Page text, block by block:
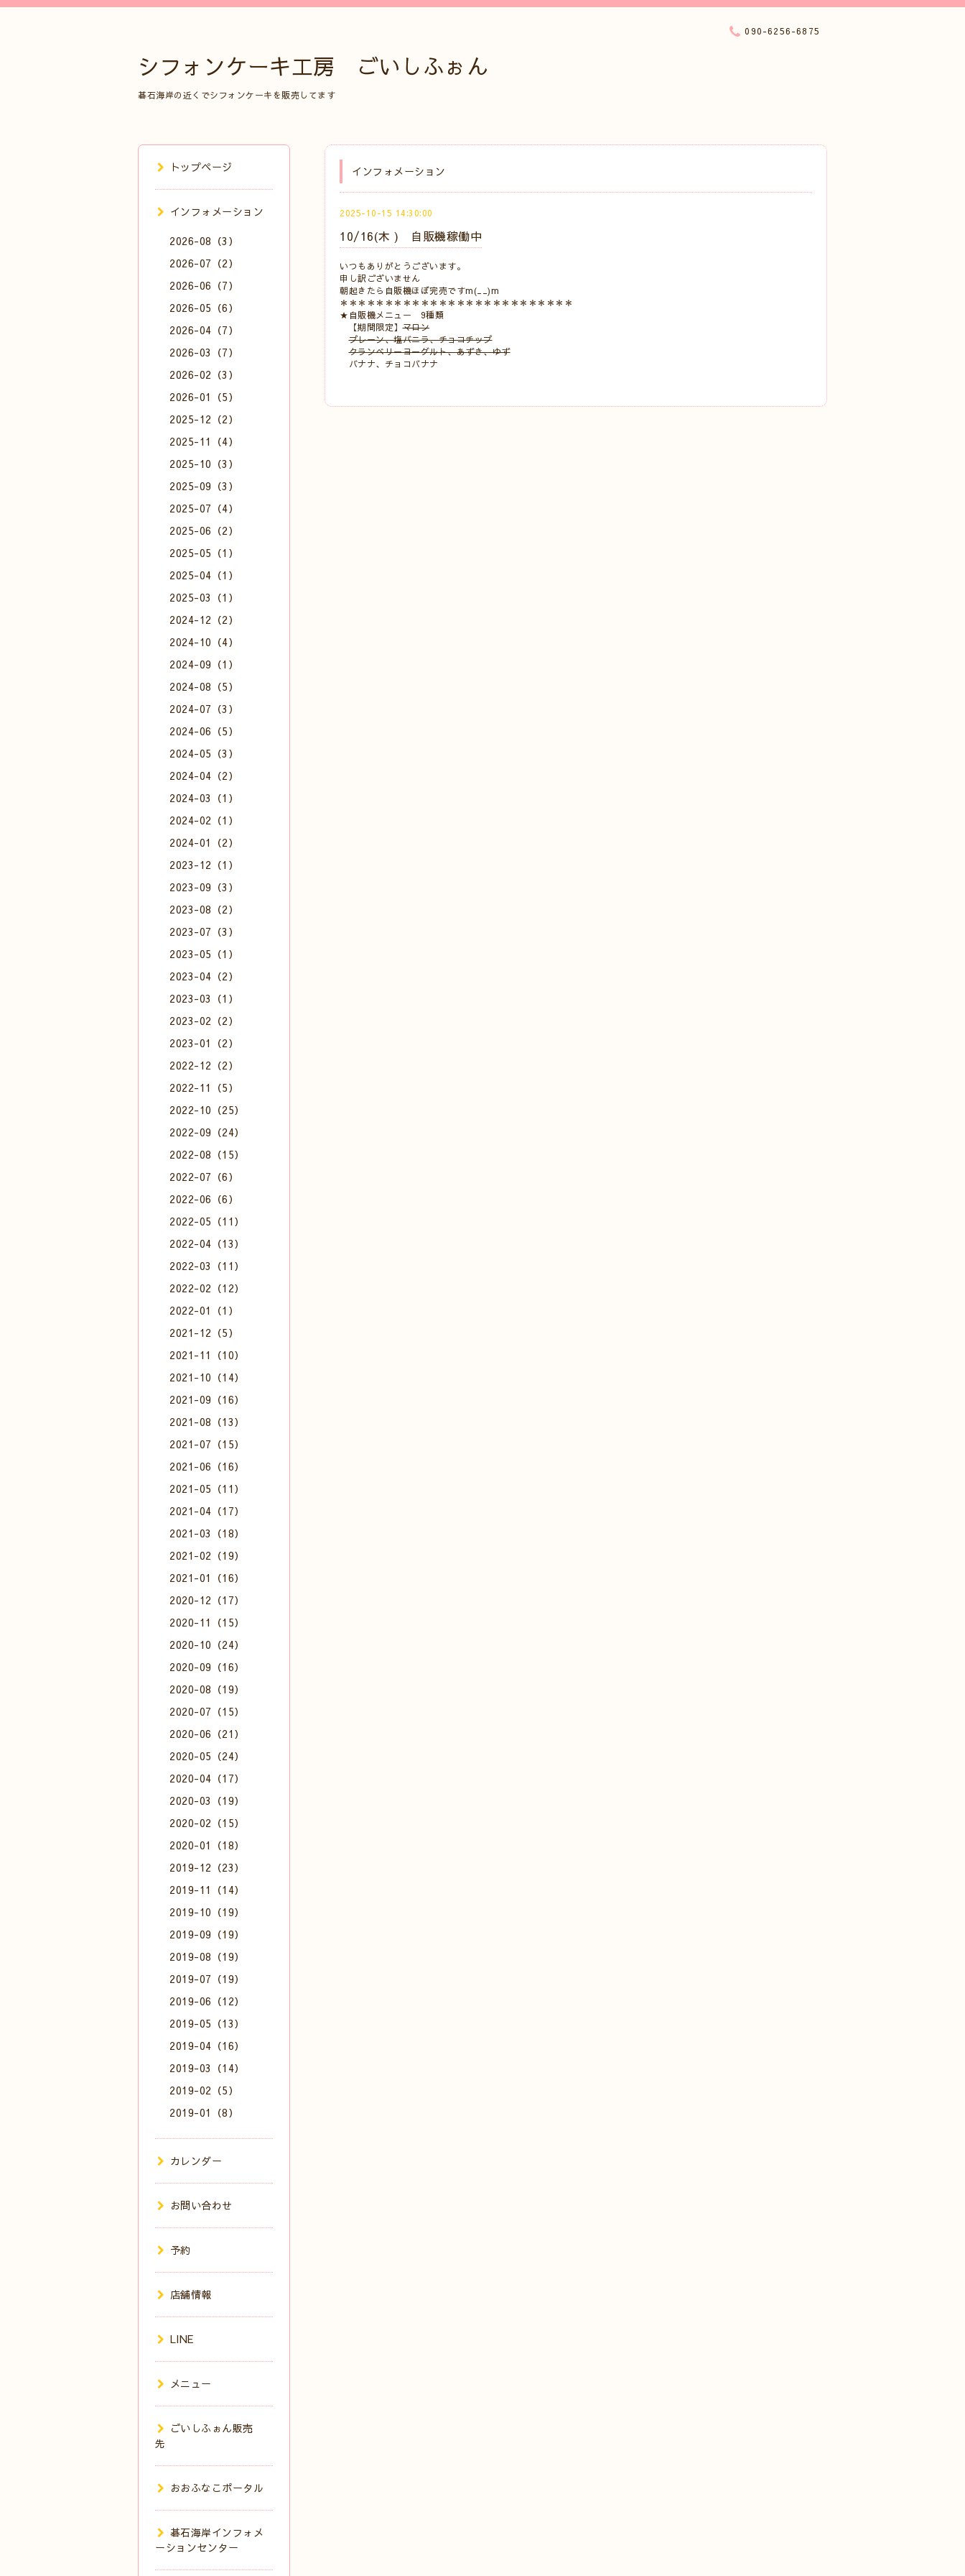
シフォンケーキ工房 ごいしふぉん
碁石海岸の近くでシフォンケーキを販売してます
090-6256-6875
インフォメーション
2025-10-15 14:30:00
10/16(木 ) 自販機稼働中
いつもありがとうございます。
申し訳ございません
朝起きたら自販機ほぼ完売ですm(__)m
＊＊＊＊＊＊＊＊＊＊＊＊＊＊＊＊＊＊＊＊＊＊＊＊＊＊
★自販機メニュー 9種類
【期間限定】マロン
プレーン、塩バニラ、チョコチップ
クランベリーヨーグルト、あずき、ゆず
バナナ、チョコバナナ
トップページ
インフォメーション
2026-08（3）
2026-07（2）
2026-06（7）
2026-05（6）
2026-04（7）
2026-03（7）
2026-02（3）
2026-01（5）
2025-12（2）
2025-11（4）
2025-10（3）
2025-09（3）
2025-07（4）
2025-06（2）
2025-05（1）
2025-04（1）
2025-03（1）
2024-12（2）
2024-10（4）
2024-09（1）
2024-08（5）
2024-07（3）
2024-06（5）
2024-05（3）
2024-04（2）
2024-03（1）
2024-02（1）
2024-01（2）
2023-12（1）
2023-09（3）
2023-08（2）
2023-07（3）
2023-05（1）
2023-04（2）
2023-03（1）
2023-02（2）
2023-01（2）
2022-12（2）
2022-11（5）
2022-10（25）
2022-09（24）
2022-08（15）
2022-07（6）
2022-06（6）
2022-05（11）
2022-04（13）
2022-03（11）
2022-02（12）
2022-01（1）
2021-12（5）
2021-11（10）
2021-10（14）
2021-09（16）
2021-08（13）
2021-07（15）
2021-06（16）
2021-05（11）
2021-04（17）
2021-03（18）
2021-02（19）
2021-01（16）
2020-12（17）
2020-11（15）
2020-10（24）
2020-09（16）
2020-08（19）
2020-07（15）
2020-06（21）
2020-05（24）
2020-04（17）
2020-03（19）
2020-02（15）
2020-01（18）
2019-12（23）
2019-11（14）
2019-10（19）
2019-09（19）
2019-08（19）
2019-07（19）
2019-06（12）
2019-05（13）
2019-04（16）
2019-03（14）
2019-02（5）
2019-01（8）
カレンダー
お問い合わせ
予約
店舗情報
LINE
メニュー
ごいしふぉん販売
先
おおふなこポータル
碁石海岸インフォメ
ーションセンター